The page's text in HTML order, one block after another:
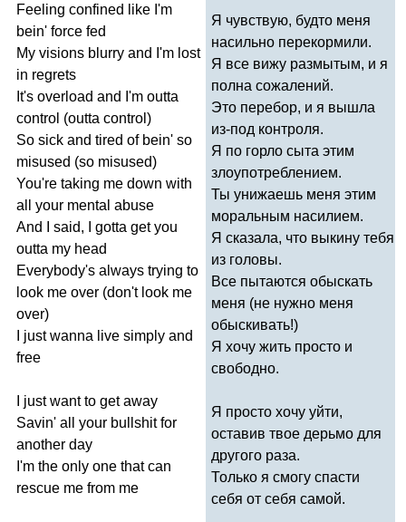
Feeling confined like I'm
bein' force fed
My visions blurry and I'm lost
in regrets
It's overload and I'm outta
control (outta control )
So sick and tired of bein' so
misused (so misused)
You're taking me down with
all
your mental abuse
And
said, gotta get you
outta my head
Everybody's always trying to
look me over (don't look me
over)
just wanna live simply and
free
just want to get away
Savin' all your bullshit for
another day
I'm the only one that can
rescue me from me
Я чувствую, будто меня
насильно перекормили.
Я все вижу размытым, и я
полна сожалений.
Это перебор, и я вышла
из-под контроля.
Я по горло сыта этим
злоупотреблением.
Ты унижаешь меня этим
моральным насилием.
Я сказала, что выкину тебя
из головы.
Все пытаются обыскать
меня (не нужно меня
обыскивать!)
Я хочу жить просто и
свободно.
Я просто хочу уйти,
оставив твое дерьмо для
другого раза.
Только я смогу спасти
себя от себя самой.